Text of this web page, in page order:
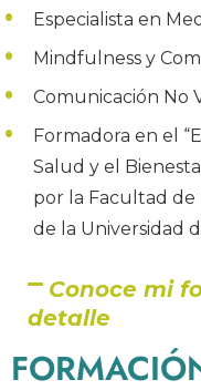
Especialista en
Mindfulness y
Comunicación No
Formadora en el
Salud y el
por la Facultad de
de la Universidad
Conoce mi
detalle